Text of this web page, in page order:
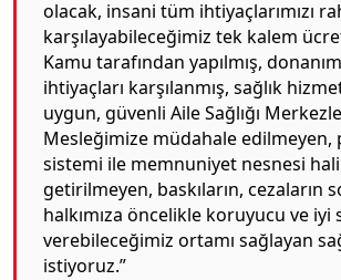
olacak, insani tüm ihtiyaçlarımızı
karşılayabileceğimiz tek kalem
Kamu tarafından yapılmış,
ihtiyaçları karşılanmış, sağlık
uygun, güvenli Aile Sağlığı
Mesleğimize müdahale edilmeyen,
sistemi ile memnuniyet nesnesi
getirilmeyen, baskıların, cezaların
halkımıza öncelikle koruyucu ve iyi
verebileceğimiz ortamı sağlayan
istiyoruz.”